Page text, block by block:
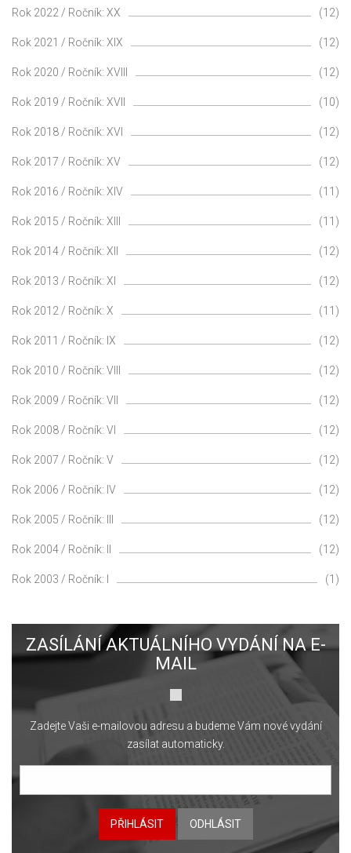
Rok 2022 / Ročník: XX (12)
Rok 2021 / Ročník: XIX (12)
Rok 2020 / Ročník: XVIII (12)
Rok 2019 / Ročník: XVII (10)
Rok 2018 / Ročník: XVI (12)
Rok 2017 / Ročník: XV (12)
Rok 2016 / Ročník: XIV (11)
Rok 2015 / Ročník: XIII (11)
Rok 2014 / Ročník: XII (12)
Rok 2013 / Ročník: XI (12)
Rok 2012 / Ročník: X (11)
Rok 2011 / Ročník: IX (12)
Rok 2010 / Ročník: VIII (12)
Rok 2009 / Ročník: VII (12)
Rok 2008 / Ročník: VI (12)
Rok 2007 / Ročník: V (12)
Rok 2006 / Ročník: IV (12)
Rok 2005 / Ročník: III (12)
Rok 2004 / Ročník: II (12)
Rok 2003 / Ročník: I (1)
ZASÍLÁNÍ AKTUÁLNÍHO VYDÁNÍ NA E-
MAIL
Zadejte Vaši e-mailovou adresu a budeme Vám nové vydání
zasílat automaticky.
PŘIHLÁSIT ODHLÁSIT